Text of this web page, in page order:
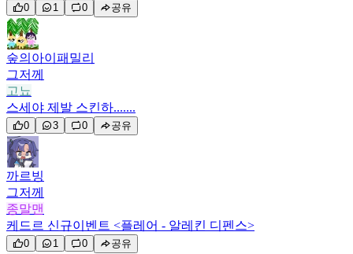
0 1 0 공유
숲의아이패밀리
그저께
고뇨
스세야 제발 스킨하.......
0 3 0 공유
까르빙
그저께
종말맨
케드르 신규이벤트 <플레어 - 알레킨 디펜스>
0 1 0 공유